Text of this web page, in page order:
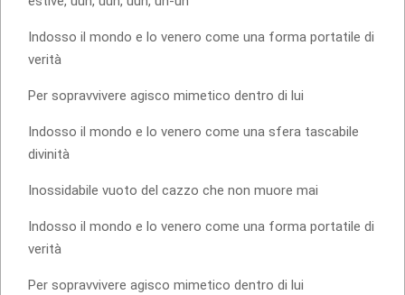
Indosso il mondo e lo venero come una forma portatile di
verità
Per sopravvivere agisco mimetico dentro di lui
Indosso il mondo e lo venero come una sfera tascabile
divinità
Inossidabile vuoto del cazzo che non muore mai
Indosso il mondo e lo venero come una forma portatile di
verità
Per sopravvivere agisco mimetico dentro di lui